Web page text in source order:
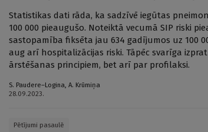
Statistikas dati rāda, ka sadzīvē iegūtas
100 000 pieaugušo. Noteiktā vecumā SIP riski
sastopamība fiksēta jau 634 gadījumos uz 100
aug arī hospitalizācijas riski. Tāpēc svarīga
ārstēšanas principiem, bet arī par profilaksi.
S. Paudere–Logina, A. Krūmiņa
28.09.2023.
Pētījumi pasaulē